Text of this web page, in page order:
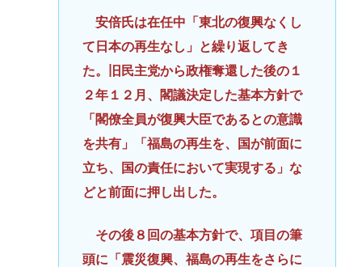
安倍氏は在任中「東北の復興なくし
て日本の再生なし」と繰り返してき
た。旧民主党から政権奪還した後の１
２年１２月、閣議決定した基本方針で
「閣僚全員が復興大臣であるとの意識
を共有」「福島の再生を、国が前面に
立ち、国の責任において実現する」な
どと前面に押し出した。
その後８回の基本方針で、項目の筆
頭に「震災復興、福島の再生をさらに